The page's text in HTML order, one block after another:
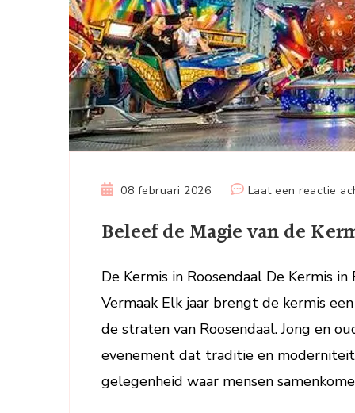
08 februari 2026 Laat een reactie
Beleef de Magie van de
De Kermis in Roosendaal De Kermis
Vermaak Elk jaar brengt de kermis
de straten van Roosendaal. Jong en
evenement dat traditie en
gelegenheid waar mensen